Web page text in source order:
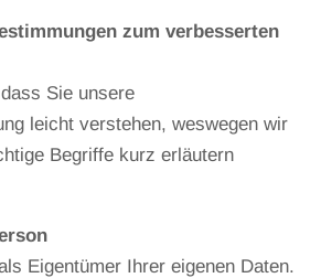
zum verbesserten
Sie unsere
leicht verstehen, weswegen wir
Begriffe kurz erläutern
Eigentümer Ihrer eigenen Daten.